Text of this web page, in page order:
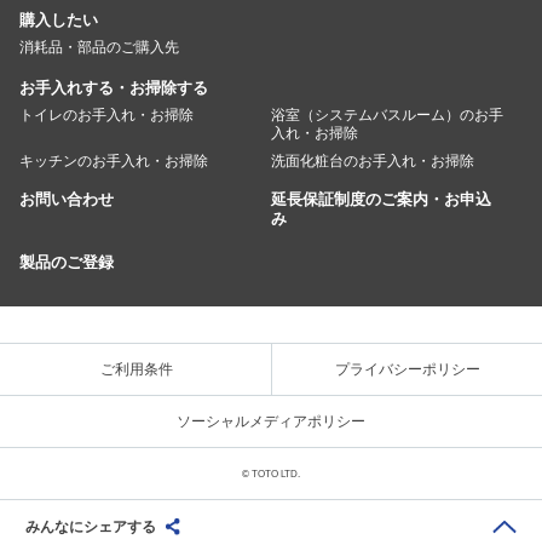
購入したい
消耗品・部品のご購入先
お手入れする・お掃除する
トイレのお手入れ・お掃除
浴室（システムバスルーム）のお手
入れ・お掃除
キッチンのお手入れ・お掃除
洗面化粧台のお手入れ・お掃除
お問い合わせ
延長保証制度のご案内・お申込
み
製品のご登録
ご利用条件 プライバシーポリシー
ソーシャルメディアポリシー
みんなにシェアする
© TOTO LTD.